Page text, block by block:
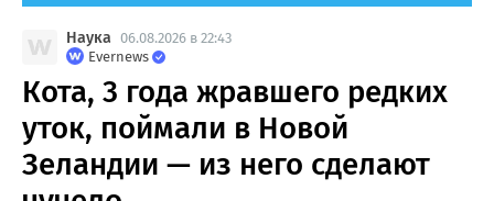
Наука 06.08.2026 в 22:43
Evernews
Кота, 3 года жравшего редких
уток, поймали в Новой
Зеландии — из него сделают